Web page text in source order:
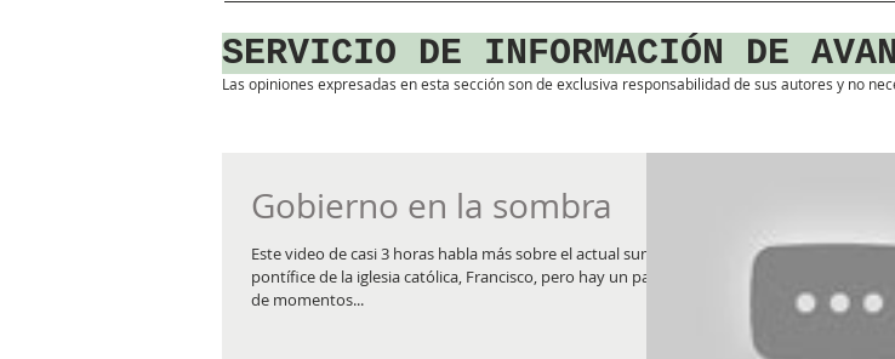
SERVICIO DE INFORMACIÓN DE
Las opiniones expresadas en esta sección son de exclusiva responsabilidad de sus autores y no
Gobierno en la sombra
Este video de casi 3 horas habla más sobre el actual sumo
pontífice de la iglesia católica, Francisco, pero hay un par
de momentos...